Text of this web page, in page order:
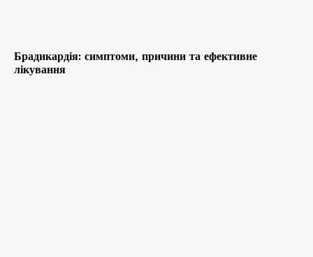
Брадикардія: симптоми, причини та ефективне
лікування